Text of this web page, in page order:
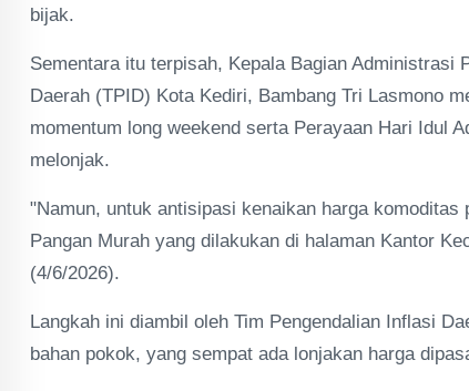
bijak.
Sementara itu terpisah, Kepala Bagian
Daerah (TPID) Kota Kediri, Bambang Tri Lasmono
momentum long weekend serta Perayaan Hari Idul
melonjak.
"Namun, untuk antisipasi kenaikan harga
Pangan Murah yang dilakukan di halaman Kantor
(4/6/2026).
Langkah ini diambil oleh Tim Pengendalian Inflasi
bahan pokok, yang sempat ada lonjakan harga